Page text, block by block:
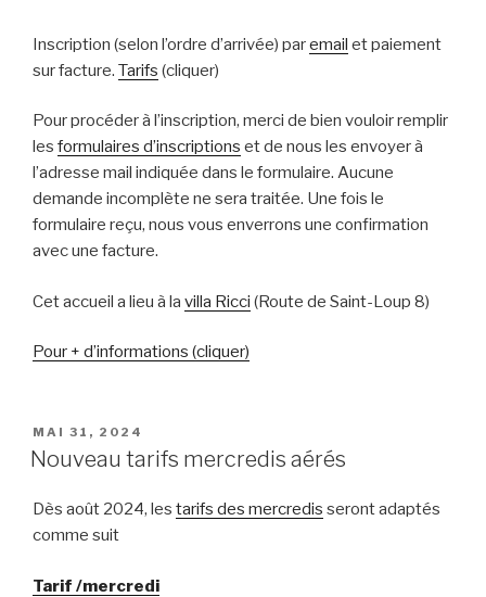
Inscription (selon l’ordre d’arrivée) paremail et paiement
sur facture. Tarifs (cliquer)
Pour procéder à l’inscription, merci de bien vouloir remplir
les formulaires d’inscriptions et de nous les envoyer à
l’adresse mail indiquée dans le formulaire. Aucune
demande incomplète ne sera traitée. Une fois le
formulaire reçu, nous vous enverrons une confirmation
avec une facture.
Cet accueil a lieu à la villa Ricci (Route de Saint-Loup 8)
Pour + d’informations (cliquer)
PUBLIÉ
LE
MAI 31, 2024
Nouveau tarifs mercredis aérés
Dès août 2024, les tarifs des mercredis seront adaptés
comme suit
Tarif /mercredi